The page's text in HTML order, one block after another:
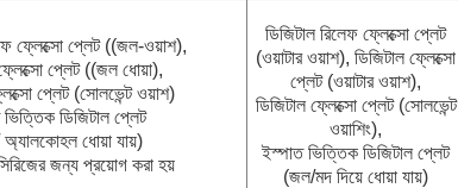
ফ্লেক্সো প্লেট ((জল-ওয়াশ),
প্লেট ((জল ধোয়া),
প্লেট (সোলভেন্ট ওয়াশ)
ডিজিটাল প্লেট
ধোয়া যায়)
জন্য প্রয়োগ করা হয়
ডিজিটাল রিলেফ ফ্লেক্সো প্লেট
(ওয়াটার ওয়াশ), ডিজিটাল ফ্লেক্সো
প্লেট (ওয়াটার ওয়াশ),
ডিজিটাল ফ্লেক্সো প্লেট (সোলভেন্ট
ওয়াশিং),
ইস্পাত ভিত্তিক ডিজিটাল প্লেট
(জল/মদ দিয়ে ধোয়া যায়)